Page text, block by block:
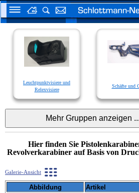
Leuchtpunktvisiere und
Relexvisiere
Schäfte und
Hier finden Sie
Revolverkarabiner auf Basis von
Galerie-Ansicht
Abbildung Artikel